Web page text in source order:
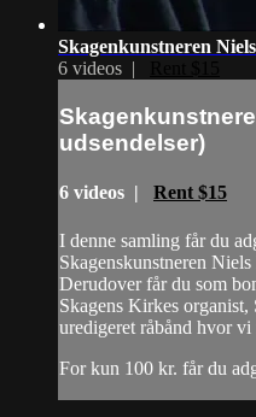
Skagenkunstneren
6 videos |
udsendelser)
6 videos | Rent $15
I denne samling får du
Skagenskunstneren
Derudover får du som
Skagens Kirkes
uredigeret råbånd hvor
For kun 100 kr. får du